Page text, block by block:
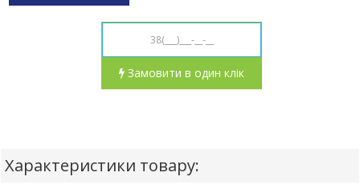
Замовити в один клік
Характеристики товару: